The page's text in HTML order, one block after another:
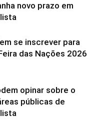
novo prazo em
se inscrever para
das Nações 2026
opinar sobre o
públicas de